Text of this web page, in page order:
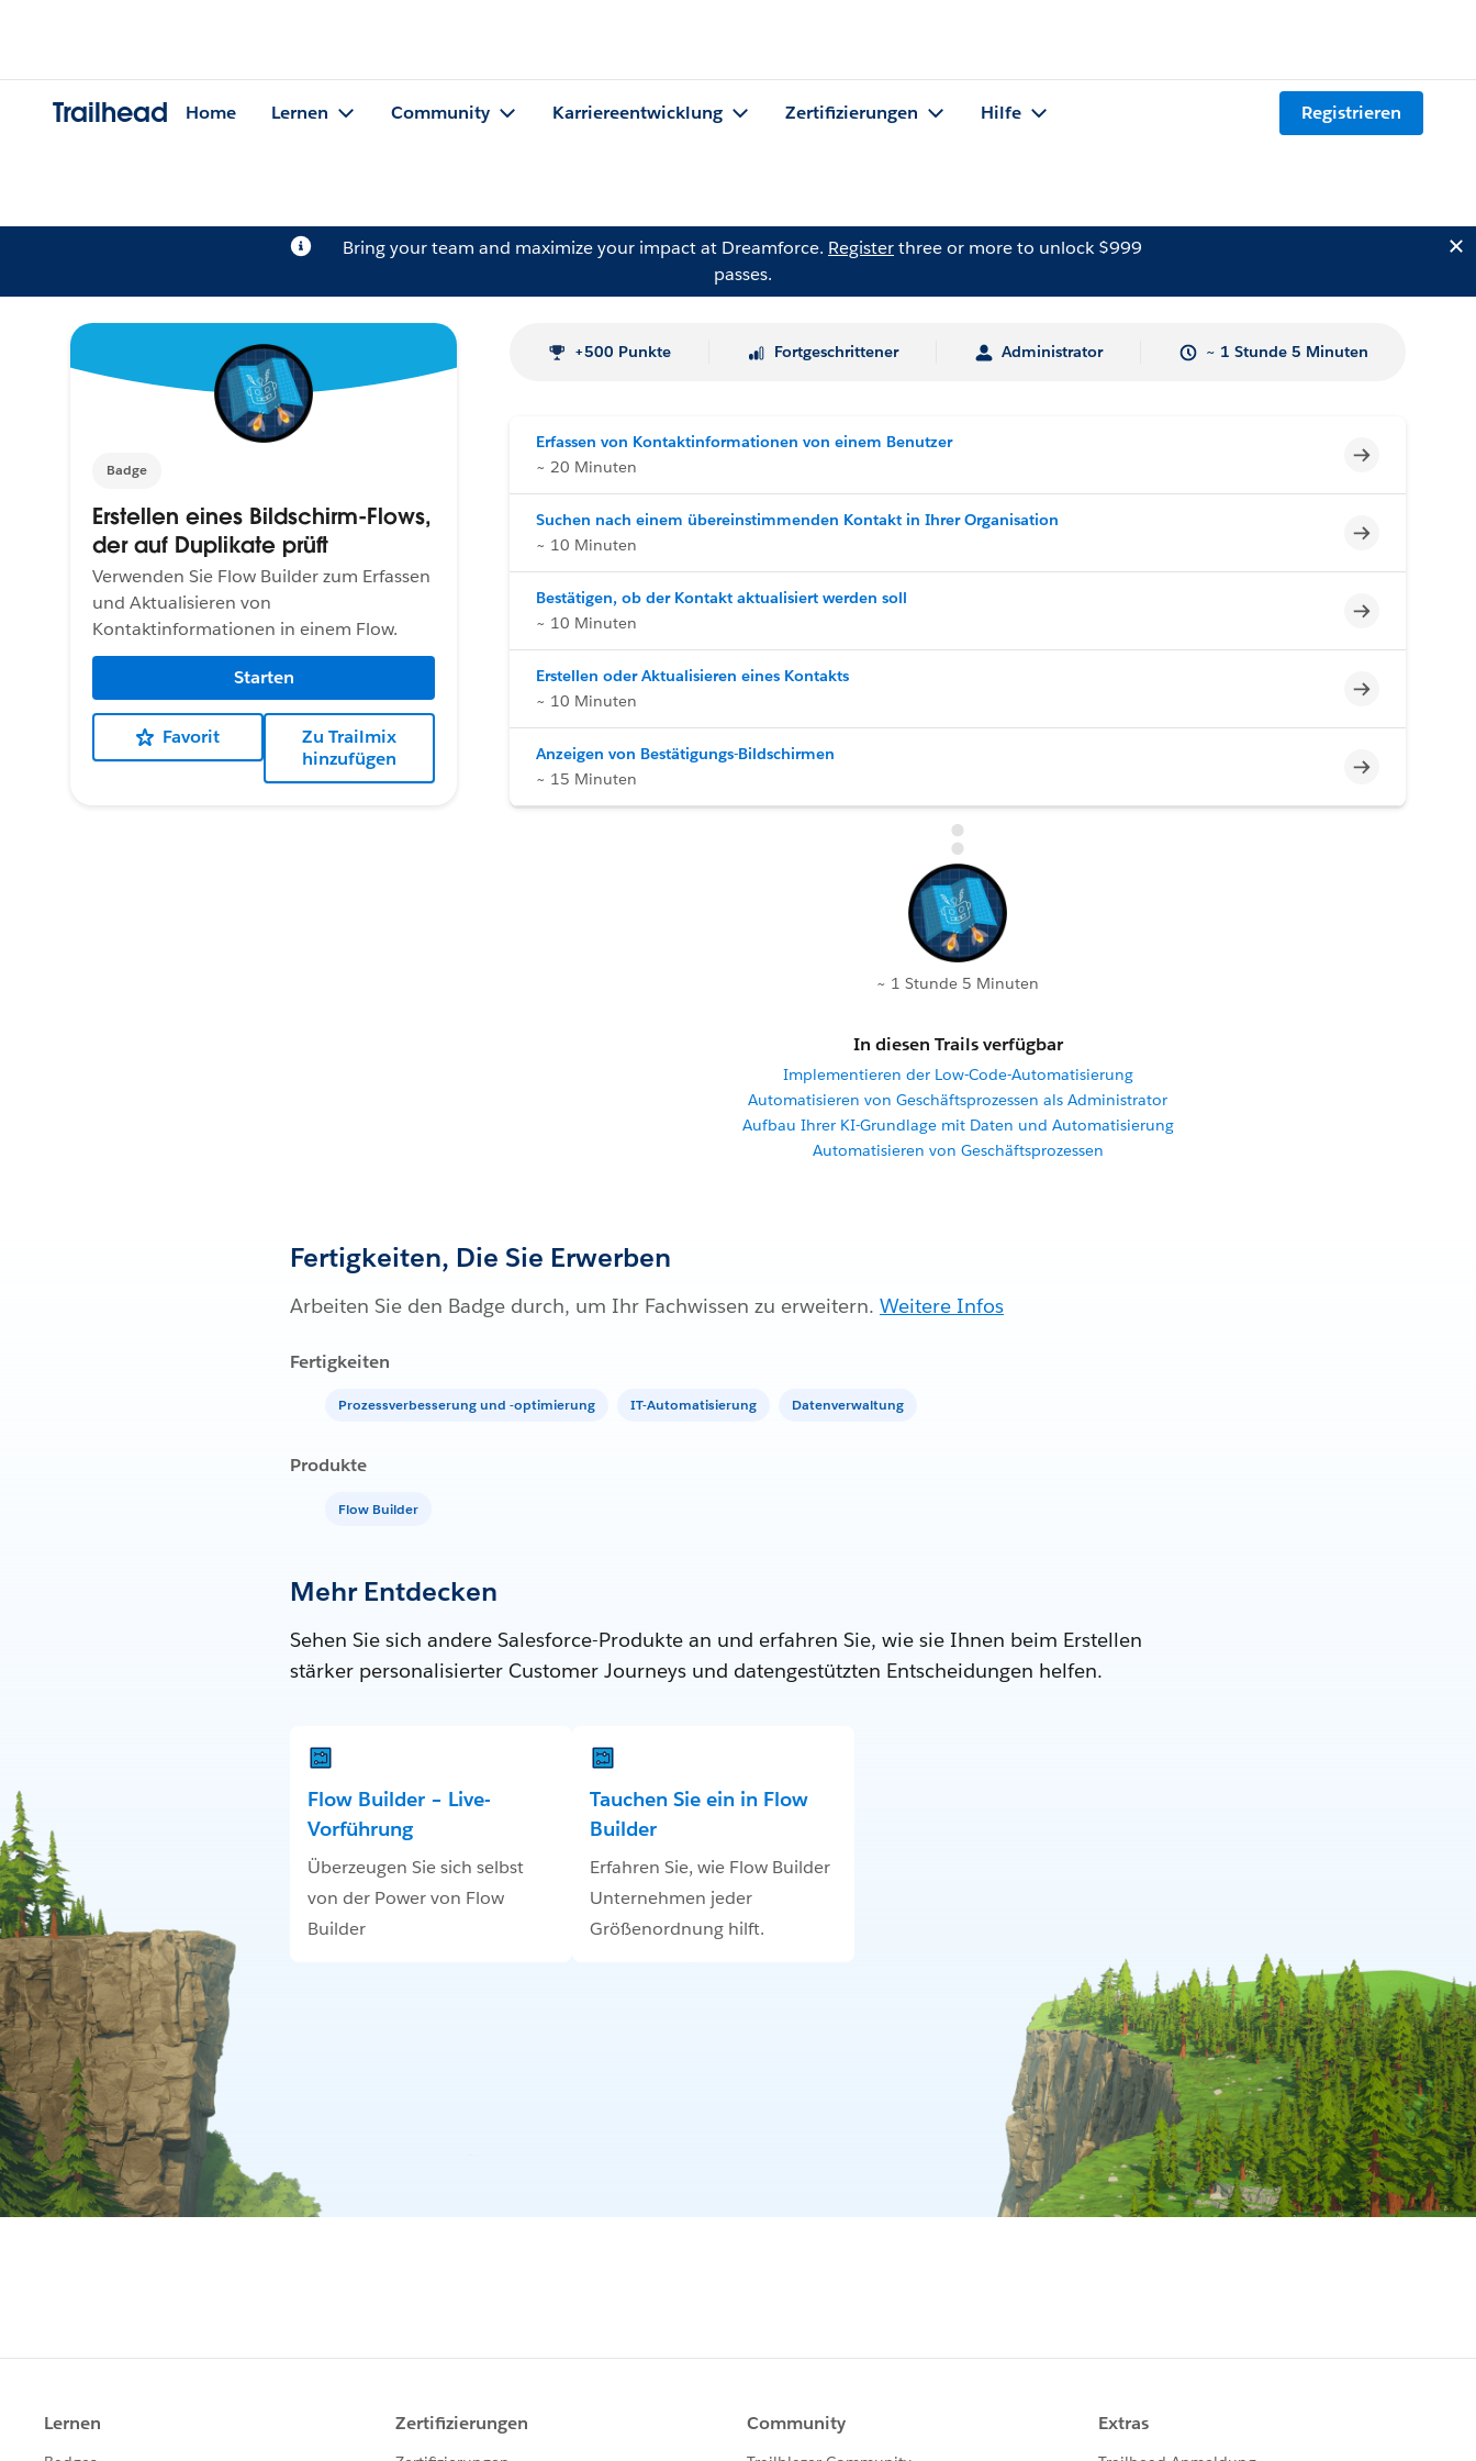
Trailhead Home Lernen Community Karriereentwicklung Zertifizierungen Hilfe Registrieren
Bring your team and maximize your impact at Dreamforce. Registerthree or more to unlock $999
passes.
Badge
Erstellen eines Bildschirm-Flows,
der auf Duplikate prüft
Verwenden Sie Flow Builder zum Erfassen
und Aktualisieren von
Kontaktinformationen in einem Flow.
Starten
Favorit
Zu Trailmix
hinzufügen
+500 Punkte Fortgeschrittener Administrator ~ 1 Stunde 5 Minuten
Erfassen von Kontaktinformationen von einem Benutzer
~ 20 Minuten
Unvollständig
Suchen nach einem übereinstimmenden Kontakt in Ihrer Organisation
~ 10 Minuten
Unvollständig
Bestätigen, ob der Kontakt aktualisiert werden soll
~ 10 Minuten
Unvollständig
Erstellen oder Aktualisieren eines Kontakts
~ 10 Minuten
Unvollständig
Anzeigen von Bestätigungs-Bildschirmen
~ 15 Minuten
Unvollständig
~ 1 Stunde 5 Minuten
In diesen Trails verfügbar
Implementieren der Low-Code-Automatisierung
Automatisieren von Geschäftsprozessen als Administrator
Aufbau Ihrer KI-Grundlage mit Daten und Automatisierung
Automatisieren von Geschäftsprozessen
Fertigkeiten, Die Sie Erwerben
Arbeiten Sie den Badge durch, um Ihr Fachwissen zu erweitern. Weitere Infos
Fertigkeiten
Prozessverbesserung und -optimierung IT-Automatisierung Datenverwaltung
Produkte
Flow Builder
Mehr Entdecken
Sehen Sie sich andere Salesforce-Produkte an und erfahren Sie, wie sie Ihnen beim Erstellen
stärker personalisierter Customer Journeys und datengestützten Entscheidungen helfen.
Flow Builder – Live-
Vorführung
Überzeugen Sie sich selbst
von der Power von Flow
Builder
Tauchen Sie ein in Flow
Builder
Erfahren Sie, wie Flow Builder
Unternehmen jeder
Größenordnung hilft.